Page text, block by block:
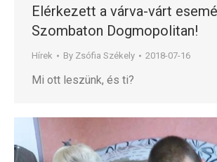
Elérkezett a várva-várt
Szombaton Dogmopolitan!
Hírek By Zsófia Székely 2018-07-16
Mi ott leszünk, és ti?